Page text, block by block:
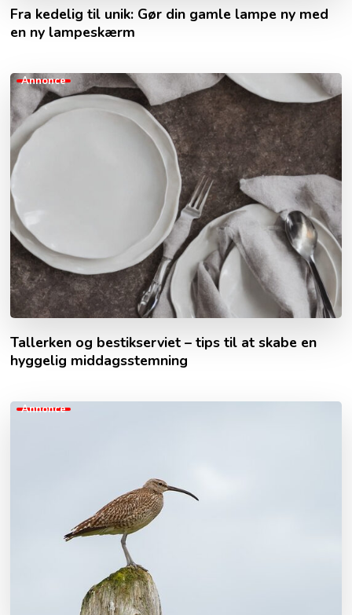
Fra kedelig til unik: Gør din gamle lampe ny med
en ny lampeskærm
Annonce
Tallerken og bestikserviet – tips til at skabe en
hyggelig middagsstemning
Annonce